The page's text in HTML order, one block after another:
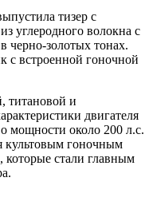
тизер с
углеродного волокна с
​​черно-золотых тонах.
с встроенной гоночной
титановой и
двигателя
о мощности около 200 л.с.
культовым гоночным
стали главным